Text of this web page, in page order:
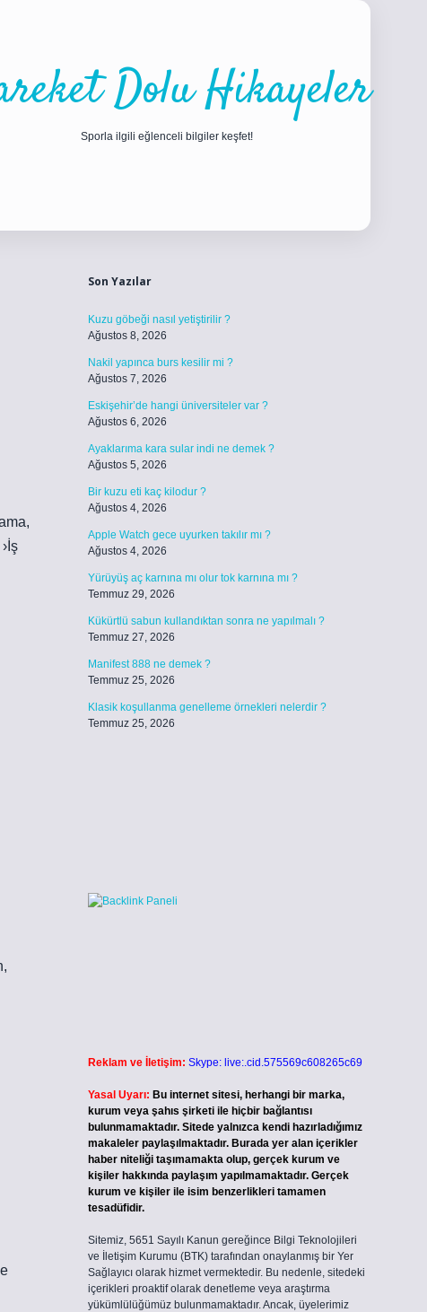
Dolu Hikayeler
Sporla ilgili eğlenceli bilgiler keşfet!
Son Yazılar
Kuzu göbeği nasıl yetiştirilir ?
Ağustos 8, 2026
Nakil yapınca burs kesilir mi ?
Ağustos 7, 2026
Eskişehir’de hangi üniversiteler var ?
Ağustos 6, 2026
Ayaklarıma kara sular indi ne demek ?
Ağustos 5, 2026
Bir kuzu eti kaç kilodur ?
Ağustos 4, 2026
Apple Watch gece uyurken takılır mı ?
Ağustos 4, 2026
Yürüyüş aç karnına mı olur tok karnına mı ?
Temmuz 29, 2026
Kükürtlü sabun kullandıktan sonra ne yapılmalı ?
Temmuz 27, 2026
Manifest 888 ne demek ?
Temmuz 25, 2026
Klasik koşullanma genelleme örnekleri nelerdir ?
Temmuz 25, 2026
Reklam ve İletişim: Skype: live:.cid.575569c608265c69
Yasal Uyarı: Bu internet sitesi, herhangi bir marka,
kurum veya şahıs şirketi ile hiçbir bağlantısı
bulunmamaktadır. Sitede yalnızca kendi hazırladığımız
makaleler paylaşılmaktadır. Burada yer alan içerikler
haber niteliği taşımamakta olup, gerçek kurum ve
kişiler hakkında paylaşım yapılmamaktadır. Gerçek
kurum ve kişiler ile isim benzerlikleri tamamen
tesadüfidir.
Sitemiz, 5651 Sayılı Kanun gereğince Bilgi Teknolojileri
ve İletişim Kurumu (BTK) tarafından onaylanmış bir Yer
Sağlayıcı olarak hizmet vermektedir. Bu nedenle, sitedeki
içerikleri proaktif olarak denetleme veya araştırma
yükümlülüğümüz bulunmamaktadır. Ancak, üyelerimiz